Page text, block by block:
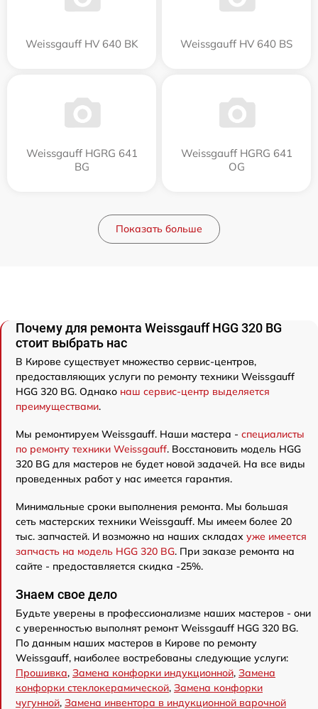
Weissgauff HV 640 BK Weissgauff HV 640 BS
Weissgauff HGRG 641
BG
Weissgauff HGRG 641
OG
Показать больше
Почему для ремонта Weissgauff HGG 320 BG
стоит выбрать нас
В Кирове существует множество сервис-центров,
предоставляющих услуги по ремонту техники Weissgauff
HGG 320 BG. Однако наш сервис-центр выделяется
преимуществами.
Мы ремонтируем Weissgauff. Наши мастера - специалисты
по ремонту техники Weissgauff. Восстановить модель HGG
320 BG для мастеров не будет новой задачей. На все виды
проведенных работ у нас имеется гарантия.
Минимальные сроки выполнения ремонта. Мы большая
сеть мастерских техники Weissgauff. Мы имеем более 20
тыс. запчастей. И возможно на наших складах уже имеется
запчасть на модель HGG 320 BG. При заказе ремонта на
сайте - предоставляется скидка -25%.
Знаем свое дело
Будьте уверены в профессионализме наших мастеров - они
с уверенностью выполнят ремонт Weissgauff HGG 320 BG.
По данным наших мастеров в Кирове по ремонту
Weissgauff, наиболее востребованы следующие услуги:
Прошивка, Замена конфорки индукционной, Замена
конфорки стеклокерамической, Замена конфорки
чугунной, Замена инвентора в индукционной варочной